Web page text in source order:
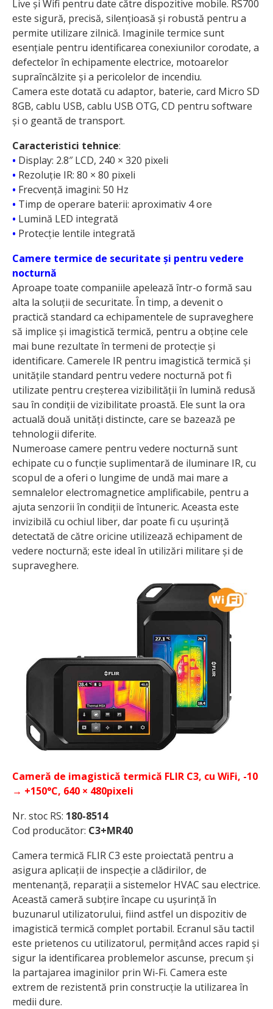
Live și Wifi pentru date către dispozitive mobile. RS700
este sigură, precisă, silențioasă și robustă pentru a
permite utilizare zilnică. Imaginile termice sunt
esențiale pentru identificarea conexiunilor corodate, a
defectelor în echipamente electrice, motoarelor
supra­încălzite și a pericolelor de incendiu.
Camera este dotată cu adaptor, baterie, card Micro SD
8GB, cablu USB, cablu USB OTG, CD pentru software
și o geantă de transport.
Caracteristici tehnice:
• Display: 2.8″ LCD, 240 × 320 pixeli
• Rezoluție IR: 80 × 80 pixeli
• Frecvență imagini: 50 Hz
• Timp de operare baterii: aproximativ 4 ore
• Lumină LED integrată
• Protecție lentile integrată
Camere termice de securitate și pentru vedere
nocturnă
Aproape toate companiile apelează într-o formă sau
alta la soluții de securitate. În timp, a devenit o
practică standard ca echipamentele de supraveghere
să implice și imagistică termică, pentru a obține cele
mai bune rezultate în termeni de protecție și
identificare. Camerele IR pentru imagistică termică și
unitățile standard pentru vedere nocturnă pot fi
utilizate pentru creșterea vizibilității în lumină redusă
sau în condiții de vizibilitate proastă. Ele sunt la ora
actuală două unități distincte, care se bazează pe
tehnologii diferite.
Numeroase camere pentru vedere nocturnă sunt
echipate cu o funcție suplimentară de iluminare IR, cu
scopul de a oferi o lungime de undă mai mare a
semnalelor electromagnetice amplificabile, pentru a
ajuta senzorii în condiții de întuneric. Aceasta este
invizibilă cu ochiul liber, dar poate fi cu ușurință
detectată de către oricine utilizează echipament de
vedere nocturnă; este ideal în utilizări militare și de
supraveghere.
Cameră de imagistică termică FLIR C3, cu WiFi, -10
→ +150°C, 640 × 480pixeli
Nr. stoc RS: 180-8514
Cod producător: C3+MR40
Camera termică FLIR C3 este proiectată pentru a
asigura aplicații de inspecție a clădirilor, de
mentenanță, reparații a sistemelor HVAC sau electrice.
Această cameră subțire încape cu ușurință în
buzunarul utilizatorului, fiind astfel un dispozitiv de
imagistică termică complet portabil. Ecranul său tactil
este prietenos cu utilizatorul, permițând acces rapid și
sigur la identificarea problemelor ascunse, precum și
la partajarea imaginilor prin Wi-Fi. Camera este
extrem de rezistentă prin construcție la utilizarea în
medii dure.